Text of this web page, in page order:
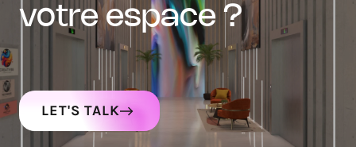
votre espace ?
LET'S TALK